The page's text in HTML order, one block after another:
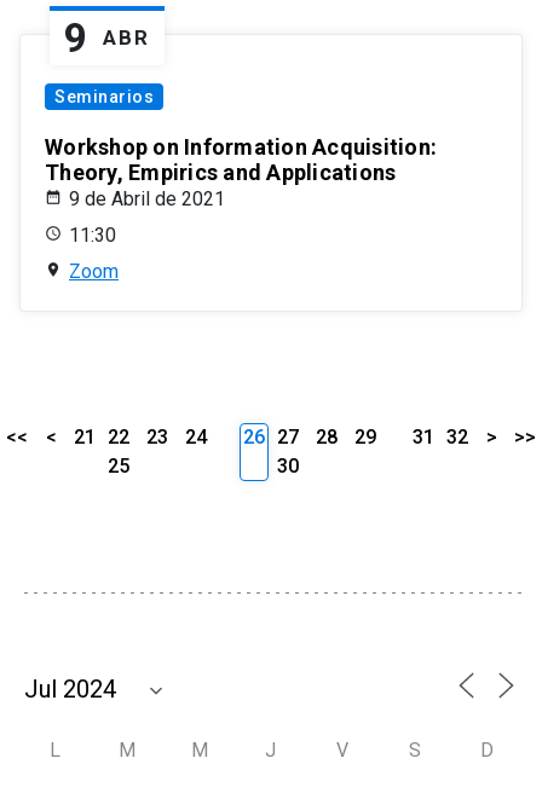
9 ABR
Seminarios
Workshop on Information Acquisition:
Theory, Empirics and Applications
9 de Abril de 2021
11:30
Zoom
<< < 21 22 23
24
25
26 27 28
29
30
31 32 > >>
L M M J V S D